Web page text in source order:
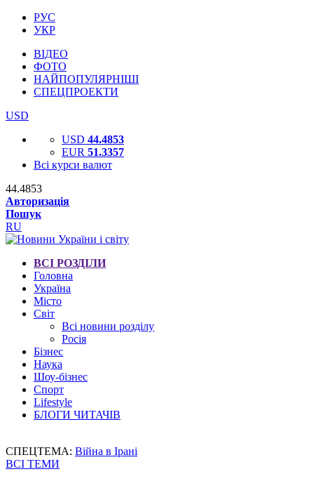
РУС
УКР
ВІДЕО
ФОТО
НАЙПОПУЛЯРНІШІ
СПЕЦПРОЕКТИ
USD
USD 44.4853
EUR 51.3357
Всі курси валют
44.4853
Авторизація
Пошук
RU
ВСІ РОЗДІЛИ
Головна
Україна
Місто
Світ
Всі новини розділу
Росія
Бізнес
Наука
Шоу-бізнес
Спорт
Lifestyle
БЛОГИ ЧИТАЧІВ
СПЕЦТЕМА: Війна в Ірані
ВСІ ТЕМИ